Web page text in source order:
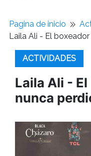
Pagina de inicio
Laila Ali - El
ACTIVIDADES
Laila Ali -
nunca